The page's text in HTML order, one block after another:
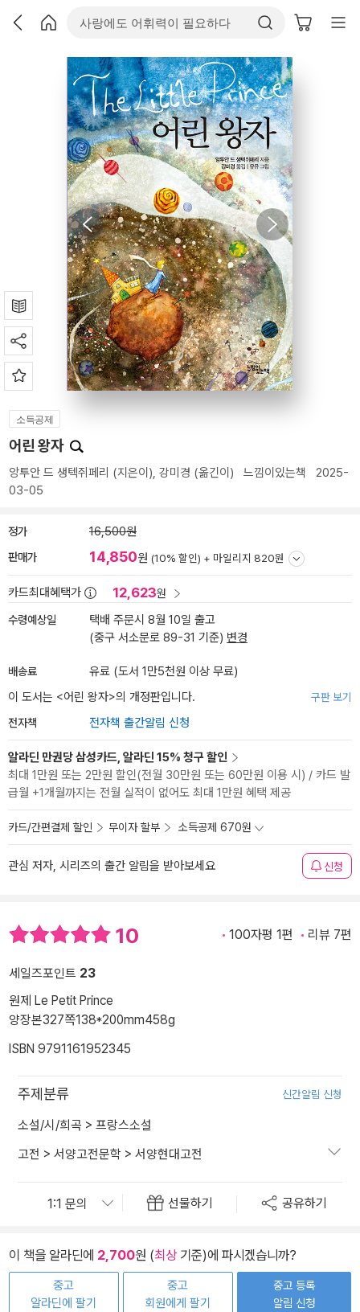
소득공제
어린 왕자
앙투안 드 생텍쥐페리 (지은이), 강미경 (옮긴이) 느낌이있는책
2025-
03-05
정가 16,500원
판매가 14,850원 (10% 할인) + 마일리지 820원
카드최대혜택가 12,623원
수령예상일
택배 주문시 8월 10일 출고
(중구 서소문로 89-31 기준) 변경
배송료
유료 (도서 1만5천원 이상 무료)
이 도서는 <어린 왕자>의 개정판입니다. 구판 보기
전자책 전자책 출간알림 신청
알라딘 만권당 삼성카드, 알라딘 15% 청구 할인
최대 1만원 또는 2만원 할인(전월 30만원 또는 60만원 이용 시) / 카드 발
급월 +1개월까지는 전월 실적이 없어도 최대 1만원 혜택 제공
카드/간편결제 할인 무이자 할부 소득공제 670원
관심 저자, 시리즈의 출간 알림을 받아보세요 신청
10 100자평 1편 리뷰 7편
세일즈포인트 23
원제 Le Petit Prince
양장본327쪽138*200mm458g
ISBN 9791161952345
주제분류 신간알림 신청
소설/시/희곡 > 프랑스소설
고전 > 서양고전문학 > 서양현대고전
선물하기 공유하기
이 책을 알라딘에 2,700원 (최상기준)에 파시겠습니까?
중고
알라딘에 팔기
중고
회원에게 팔기
중고 등록
알림 신청